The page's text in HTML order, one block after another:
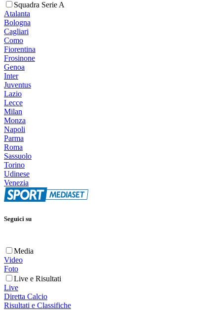
Squadra Serie A
Atalanta
Bologna
Cagliari
Como
Fiorentina
Frosinone
Genoa
Inter
Juventus
Lazio
Lecce
Milan
Monza
Napoli
Parma
Roma
Sassuolo
Torino
Udinese
Venezia
Seguici su
Media
Video
Foto
Live e Risultati
Live
Diretta Calcio
Risultati e Classifiche